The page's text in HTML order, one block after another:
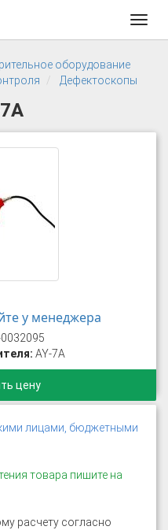
оборудование
Дефектоскопы
у менеджера
AY-7A
цену
лицами, бюджетными
товара пишите на
расчету согласно